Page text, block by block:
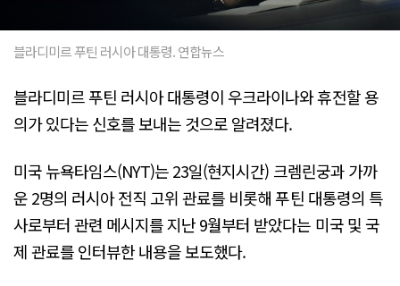
블라디미르 푸틴 러시아 대통령. 연합뉴스
블라디미르 푸틴 러시아 대통령이 우크라이나와 휴전할 용
의가 있다는 신호를 보내는 것으로 알려졌다.
미국 뉴욕타임스(NYT)는 23일(현지시간) 크렘린궁과 가까
운 2명의 러시아 전직 고위 관료를 비롯해 푸틴 대통령의 특
사로부터 관련 메시지를 지난 9월부터 받았다는 미국 및 국
제 관료를 인터뷰한 내용을 보도했다.